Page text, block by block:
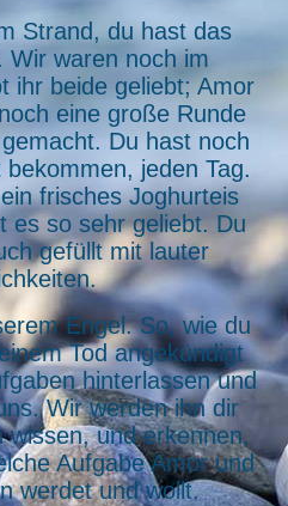
Strand, du hast das
Wir waren noch im
ihr beide geliebt; Amor
eine große Runde
Du hast noch
jeden Tag.
frisches Joghurteis
es so sehr geliebt. Du
gefüllt mit lauter
Engel. So, wie du
Tod angekündigt
hinterlassen und
Wir werden ihn dir
wissen, und erkennen,
Aufgabe Amor und
werdet und wollt.